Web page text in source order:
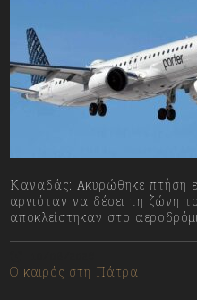
Καναδάς: Ακυρώθηκε πτήση
αρνιόταν να δέσει τη ζώνη
αποκλείστηκαν στο
Ο καιρός στη Πάτρα